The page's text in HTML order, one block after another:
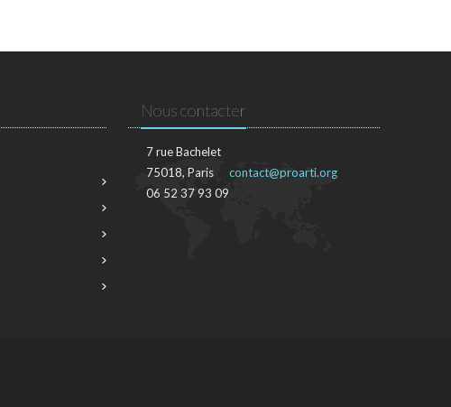
Nous contacter
7 rue Bachelet
75018, Paris
06 52 37 93 09
contact@proarti.org